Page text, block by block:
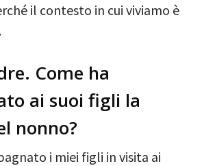
il contesto in cui viviamo è
Come ha
ai suoi figli la
nonno?
i miei figli in visita ai